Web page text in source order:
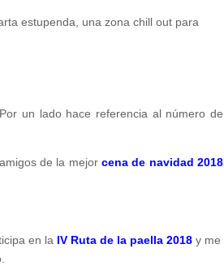
estupenda, una zona chill out para
un lado hace referencia al número de
de la mejorcena de navidad 2018
en la IV Ruta de la paella 2018y me